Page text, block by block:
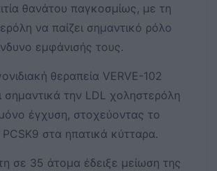
θανάτου παγκοσμίως, με τη
να παίζει σημαντικό ρόλο
εμφάνισής τους.
θεραπεία VERVE-102
σημαντικά την LDL χοληστερόλη
έγχυση, στοχεύοντας το
PCSK9 στα ηπατικά κύτταρα.
σε 35 άτομα έδειξε μείωση της